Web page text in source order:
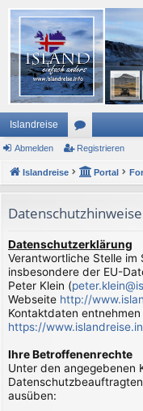
Islandreise
or
en
Abmelden Registrieren
Islandreise Portal
Datenschutzhinweise
Datenschutzerklärung
Verantwortliche Stelle im
insbesondere der EU-
Peter Klein (
Webseite http://
Kontaktdaten
https://
Ihre Betroffenenrechte
Unter den angegebenen
ausüben: